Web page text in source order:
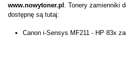
www.nowytoner.pl . Tonery zamienniki
dostępnę są tutaj:
Canon i-Sensys MF211 - HP 83x